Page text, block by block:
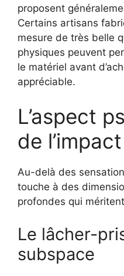
proposent
Certains artisans
mesure de très belle
physiques peuvent
le matériel avant
appréciable.
L’aspect
de
Au-delà des
touche à des
profondes qui méritent
Le lâcher-
subspace